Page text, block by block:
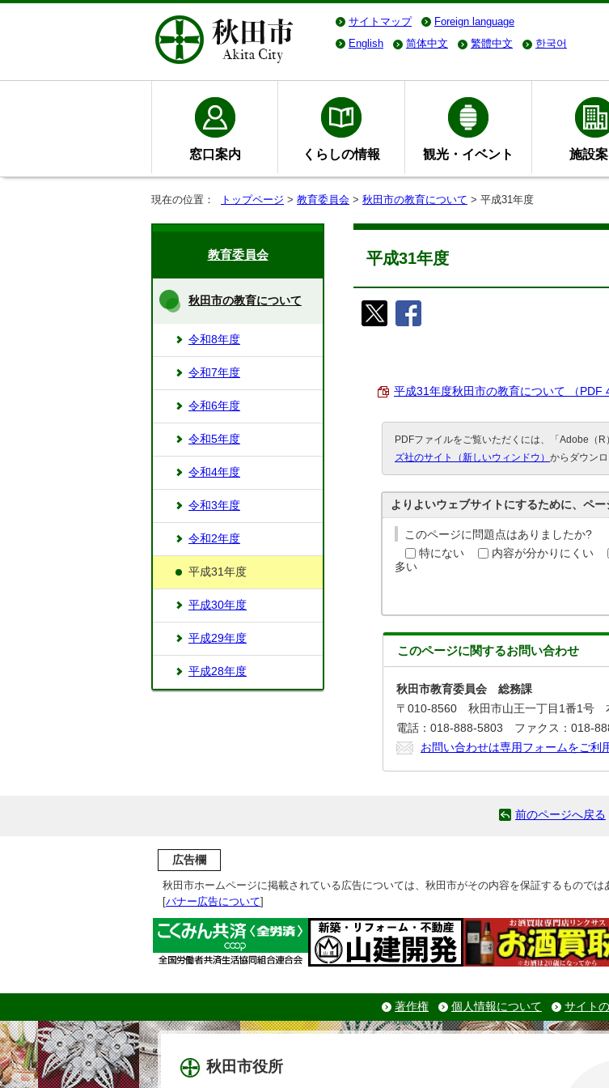
サイトマップ Foreign language
English
简体中文 繁體中文 한국어
窓口案内 くらしの情報 観光・イベント 施設
現在の位置： トップページ > 教育委員会 > 秋田市の教育について > 平成31年度
平成31年度
平成31年度秋田市の教育について （PDF
PDFファイルをご覧いただくには、「Adobe（
ズ社のサイト（新しいウィンドウ） からダウン
よりよいウェブサイトにするために、ペー
このページに問題点はありましたか?
特にない
内容が分かりにくい
多い
このページに関するお問い合わせ
秋田市教育委員会 総務課
〒010-8560 秋田市山王一丁目1番1号
電話：018-888-5803 ファクス：018-
お問い合わせは専用フォームをご利
教育委員会
秋田市の教育について
令和8年度
令和7年度
令和6年度
令和5年度
令和4年度
令和3年度
令和2年度
平成31年度
平成30年度
平成29年度
平成28年度
前のページへ戻る
広告欄
秋田市ホームページに掲載されている広告については、秋田市がその内容を保証するものでは
[バナー広告について]
著作権 個人情報について サイト
秋田市役所